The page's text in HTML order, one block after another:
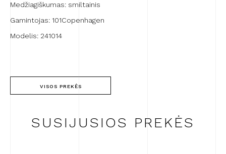
Medžiagiškumas: smiltainis
Gamintojas: 101Copenhagen
Modelis: 241014
VISOS PREKĖS
SUSIJUSIOS PREKĖS